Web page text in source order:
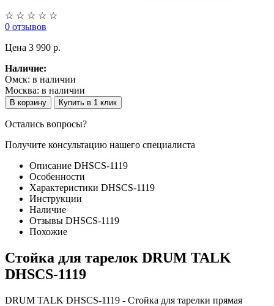
☆ ☆ ☆ ☆ ☆
0 отзывов
Цена 3 990 p.
Наличие:
Омск: в наличии
Москва: в наличии
В корзину Купить в 1 клик
Остались вопросы?
Получите консультацию нашего специалиста
Описание DHSCS-1119
Особенности
Характеристики DHSCS-1119
Инструкции
Наличие
Отзывы DHSCS-1119
Похожие
Стойка для тарелок DRUM TALK
DHSCS-1119
DRUM TALK DHSCS-1119 - Стойка для тарелки прямая